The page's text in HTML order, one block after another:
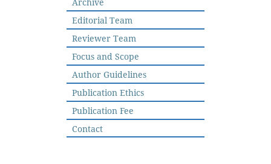
Editorial Team
Reviewer Team
Focus and Scope
Author Guidelines
Publication Ethics
Publication Fee
Contact